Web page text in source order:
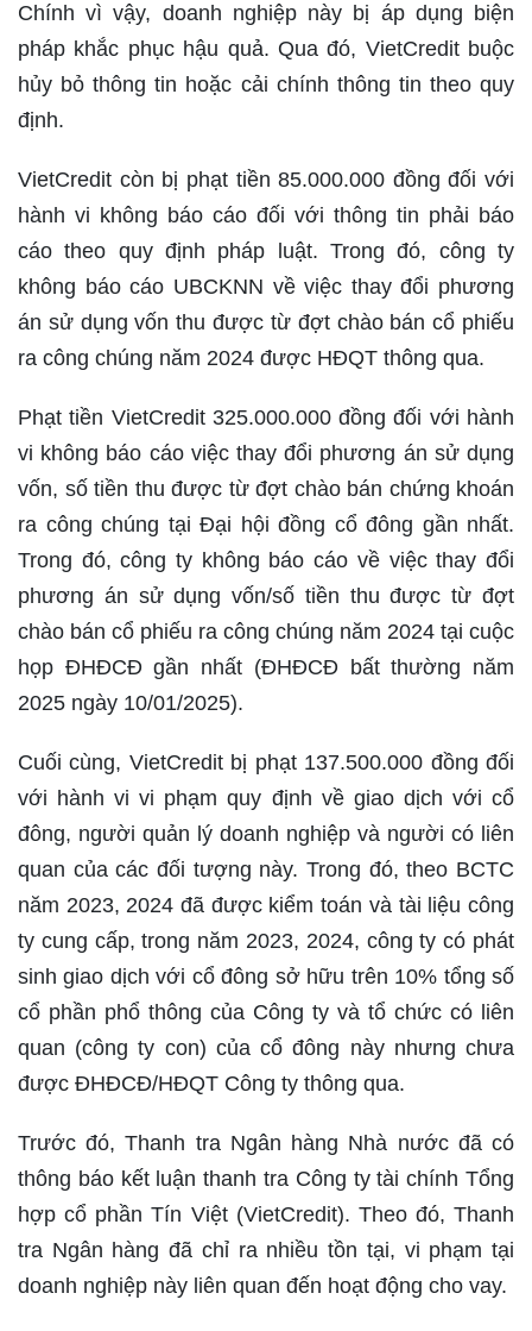
Chính vì vậy, doanh nghiệp này bị áp dụng biện
pháp khắc phục hậu quả. Qua đó, VietCredit buộc
hủy bỏ thông tin hoặc cải chính thông tin theo quy
định.
VietCredit còn bị phạt tiền 85.000.000 đồng đối với
hành vi không báo cáo đối với thông tin phải báo
cáo theo quy định pháp luật. Trong đó, công ty
không báo cáo UBCKNN về việc thay đổi phương
án sử dụng vốn thu được từ đợt chào bán cổ phiếu
ra công chúng năm 2024 được HĐQT thông qua.
Phạt tiền VietCredit 325.000.000 đồng đối với hành
vi không báo cáo việc thay đổi phương án sử dụng
vốn, số tiền thu được từ đợt chào bán chứng khoán
ra công chúng tại Đại hội đồng cổ đông gần nhất.
Trong đó, công ty không báo cáo về việc thay đổi
phương án sử dụng vốn/số tiền thu được từ đợt
chào bán cổ phiếu ra công chúng năm 2024 tại cuộc
họp ĐHĐCĐ gần nhất (ĐHĐCĐ bất thường năm
2025 ngày 10/01/2025).
Cuối cùng, VietCredit bị phạt 137.500.000 đồng đối
với hành vi vi phạm quy định về giao dịch với cổ
đông, người quản lý doanh nghiệp và người có liên
quan của các đối tượng này. Trong đó, theo BCTC
năm 2023, 2024 đã được kiểm toán và tài liệu công
ty cung cấp, trong năm 2023, 2024, công ty có phát
sinh giao dịch với cổ đông sở hữu trên 10% tổng số
cổ phần phổ thông của Công ty và tổ chức có liên
quan (công ty con) của cổ đông này nhưng chưa
được ĐHĐCĐ/HĐQT Công ty thông qua.
Trước đó, Thanh tra Ngân hàng Nhà nước đã có
thông báo kết luận thanh tra Công ty tài chính Tổng
hợp cổ phần Tín Việt (VietCredit). Theo đó, Thanh
tra Ngân hàng đã chỉ ra nhiều tồn tại, vi phạm tại
doanh nghiệp này liên quan đến hoạt động cho vay.